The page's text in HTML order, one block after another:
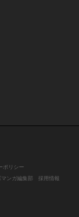
ポリシー
ンガ編集部
採用情報